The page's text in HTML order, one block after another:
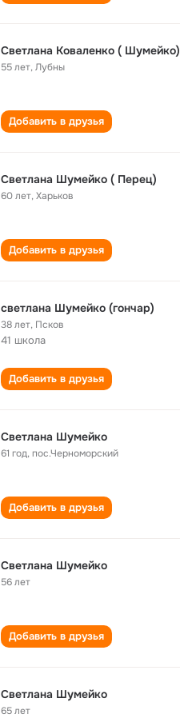
Светлана Коваленко ( Шумейко)
55 лет,Лубны
Добавить в друзья
Светлана Шумейко ( Перец)
60 лет,Харьков
Добавить в друзья
светлана Шумейко (гончар)
38 лет, Псков
41 школа
Добавить в друзья
Светлана Шумейко
61 год,пос.Черноморский
Добавить в друзья
Светлана Шумейко
56 лет
Добавить в друзья
Светлана Шумейко
65 лет